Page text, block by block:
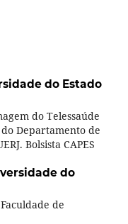
do Estado
do Telessaúde
Departamento de
Bolsista CAPES
do
de